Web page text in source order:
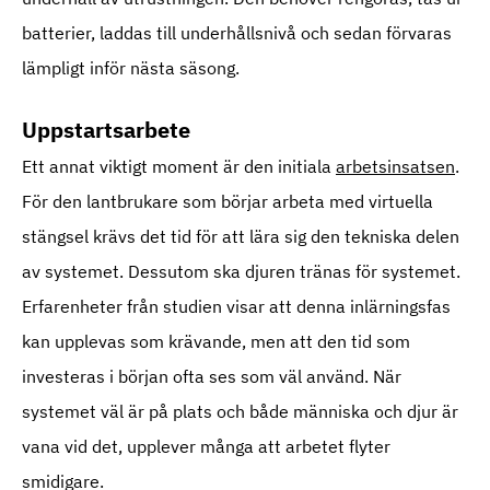
batterier, laddas till underhållsnivå och sedan förvaras
lämpligt inför nästa säsong.
Uppstartsarbete
Ett annat viktigt moment är den initiala arbetsinsatsen.
För den lantbrukare som börjar arbeta med virtuella
stängsel krävs det tid för att lära sig den tekniska delen
av systemet. Dessutom ska djuren tränas för systemet.
Erfarenheter från studien visar att denna inlärningsfas
kan upplevas som krävande, men att den tid som
investeras i början ofta ses som väl använd. När
systemet väl är på plats och både människa och djur är
vana vid det, upplever många att arbetet flyter
smidigare.